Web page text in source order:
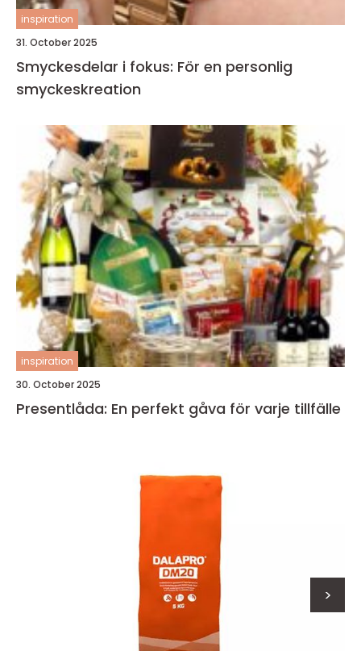
inspiration
31. October 2025
Smyckesdelar i fokus: För en personlig
smyckeskreation
inspiration
30. October 2025
Presentlåda: En perfekt gåva för varje tillfälle
>